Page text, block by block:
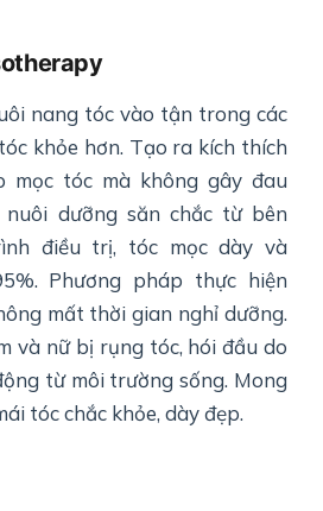
nang tóc vào tận trong các
khỏe hơn. Tạo ra kích thích
mọc tóc mà không gây đau
dưỡng săn chắc từ bên
điều trị, tóc mọc dày và
Phương pháp thực hiện
mất thời gian nghỉ dưỡng.
và nữ bị rụng tóc, hói đầu do
từ môi trường sống. Mong
tóc chắc khỏe, dày đẹp.